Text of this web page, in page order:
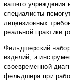
вашего учреждения
специалисты
лицензионных
реальной практики
Фельдшерский
изделий, а
своевременной
фельдшера при